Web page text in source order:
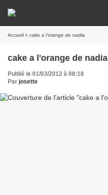
Accueil » cake a l'orange de nadia
cake a l'orange de nadia
Publié le 01/03/2012 à 08:18
Par josette